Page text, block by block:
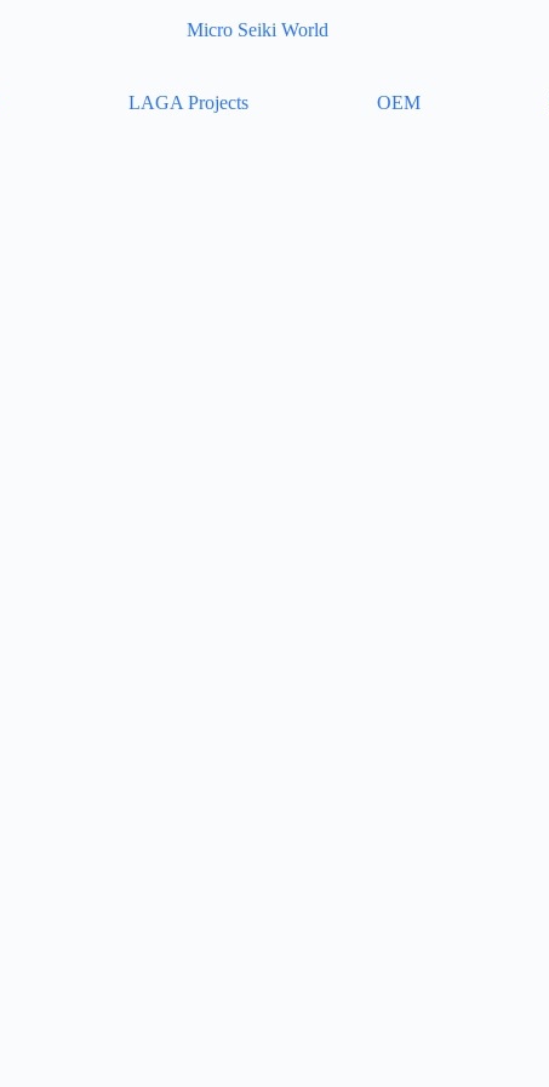
Micro Seiki World
LAGA Projects OEM